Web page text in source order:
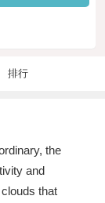
排行
the
and
that